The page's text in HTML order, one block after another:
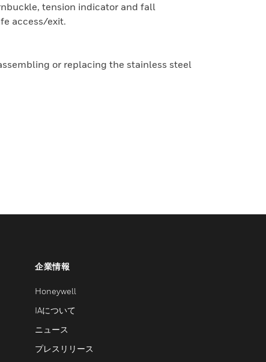
tension indicator and fall
access/exit.
or replacing the stainless steel
企業情報
Honeywell
IAについて
ニュース
プレスリリース